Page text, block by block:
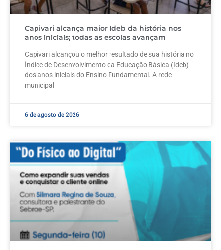
Capivari alcança maior Ideb da história nos
anos iniciais; todas as escolas avançam
Capivari alcançou o melhor resultado de sua história no
Índice de Desenvolvimento da Educação Básica (Ideb)
dos anos iniciais do Ensino Fundamental. A rede
municipal
6 de agosto de 2026